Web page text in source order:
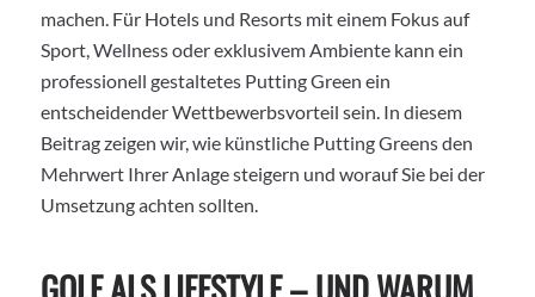
machen. Für Hotels und Resorts mit einem Fokus auf
Sport, Wellness oder exklusivem Ambiente kann ein
professionell gestaltetes Putting Green ein
entscheidender Wettbewerbsvorteil sein. In diesem
Beitrag zeigen wir, wie künstliche Putting Greens den
Mehrwert Ihrer Anlage steigern und worauf Sie bei der
Umsetzung achten sollten.